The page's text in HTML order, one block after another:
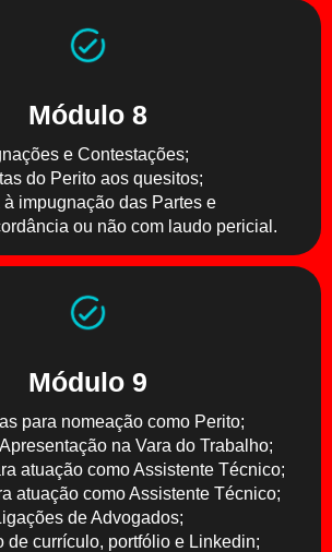
Módulo 8
e Contestações;
do Perito aos quesitos;
à impugnação das Partes e
ou não com laudo pericial.
Módulo 9
para nomeação como Perito;
na Vara do Trabalho;
atuação como Assistente Técnico;
atuação como Assistente Técnico;
de Advogados;
de currículo, portfólio e Linkedin;